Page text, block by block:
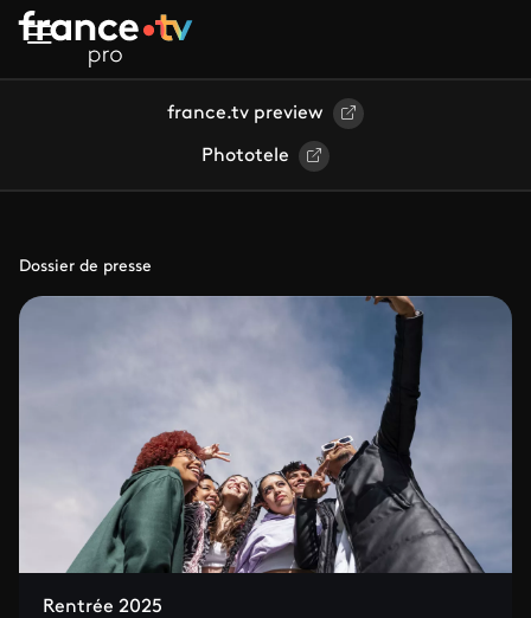
Aller au contenu principal
france.tv preview
Phototele
Dossier de presse
Rentrée 2025